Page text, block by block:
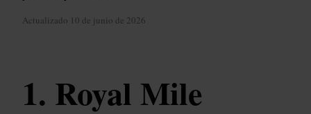
Actualizado 10 de junio de 2026
Royal Mile